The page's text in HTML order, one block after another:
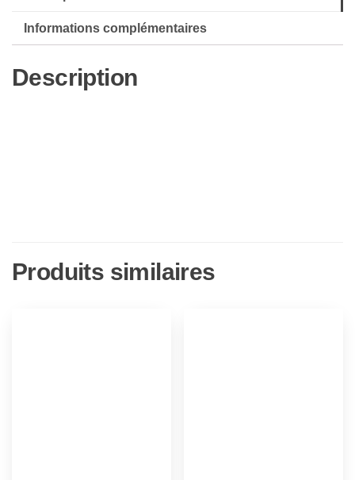
Informations complémentaires
Description
Produits similaires